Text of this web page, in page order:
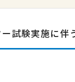
試験実施に伴